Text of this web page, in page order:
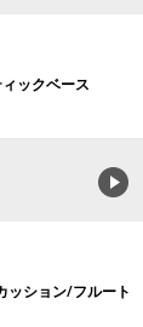
ックベース
ッション/フルート